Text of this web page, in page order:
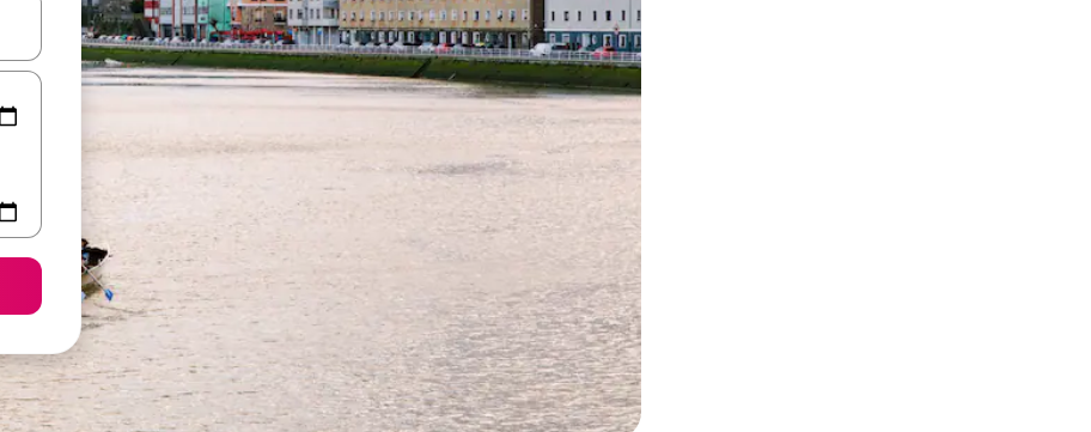
usando las teclas de las flechas hacia arriba y hacia abajo, o bien tocando y deslizando la pantalla.